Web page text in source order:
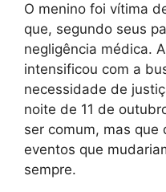
O menino foi vítima
que, segundo seus
negligência médica.
intensificou com a
necessidade de
noite de 11 de
ser comum, mas que
eventos que
sempre.